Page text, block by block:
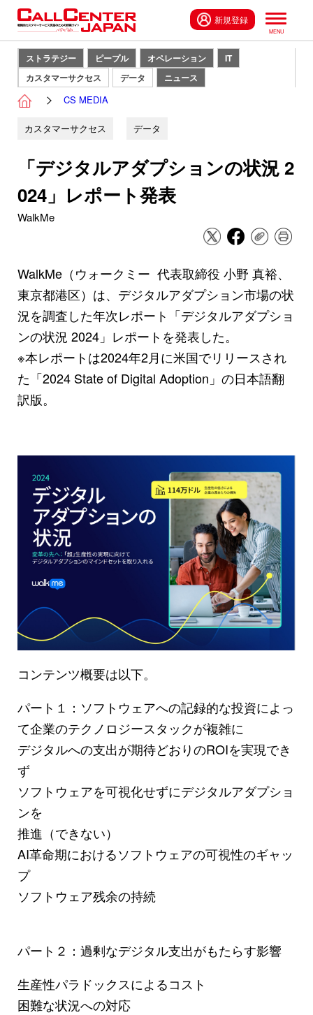
新規登録
ストラテジー ピープル オペレーション
IT
カスタマーサクセス
データ ニュース
CS MEDIA
カスタマーサクセス データ
「デジタルアダプションの状況 2
024」レポート発表
WalkMe
WalkMe（ウォークミー 代表取締役 小野 真裕、
東京都港区）は、デジタルアダプション市場の状
況を調査した年次レポート「デジタルアダプショ
ンの状況 2024」レポートを発表した。
※本レポートは2024年2月に米国でリリースされ
た「2024 State of Digital Adoption」の日本語翻
訳版。
コンテンツ概要は以下。
パート１：ソフトウェアへの記録的な投資によっ
て企業のテクノロジースタックが複雑に
デジタルへの支出が期待どおりのROIを実現でき
ず
ソフトウェアを可視化せずにデジタルアダプショ
ンを
推進（できない）
AI革命期におけるソフトウェアの可視性のギャッ
プ
ソフトウェア残余の持続
パート２：過剰なデジタル支出がもたらす影響
生産性パラドックスによるコスト
困難な状況への対応